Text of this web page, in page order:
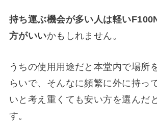
持ち運ぶ機会が多い人は軽い
方がいいかもしれません。
うちの使用用途だと本堂内で場所
らいで、そんなに頻繁に外に持っ
いと考え重くても安い方を選んだ
す。